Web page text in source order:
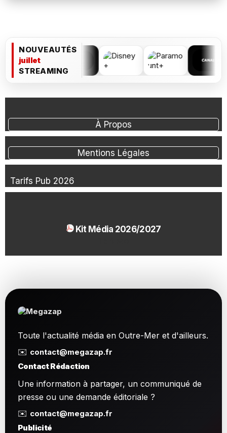
NOUVEAUTÉS
juillet
STREAMING
À Propos
Mentions Légales
Tarifs Pub 2026
Kit Média 2026/2027
Toute l'actualité média en Outre-Mer et d'ailleurs.
✉️ contact@megazap.fr
Contact Rédaction
Une information à partager, un communiqué de
presse ou une demande éditoriale ?
✉️ contact@megazap.fr
Publicité